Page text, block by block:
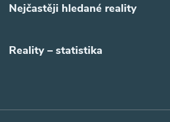
Nejčastěji hledané reality
Reality – statistika